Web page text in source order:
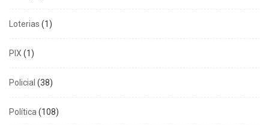
Loterias (1)
PIX (1)
Policial (38)
Política (108)